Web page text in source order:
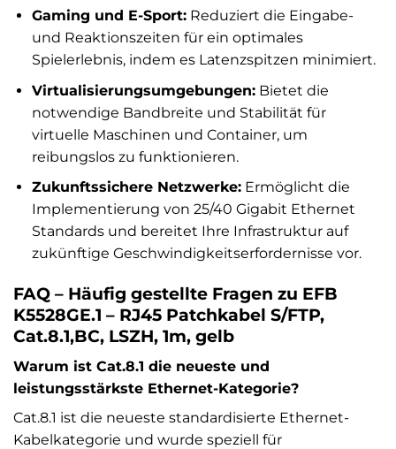
Gaming und E-Sport:Reduziert die Eingabe-
und Reaktionszeiten für ein optimales
Spielerlebnis, indem es Latenzspitzen minimiert.
Virtualisierungsumgebungen:Bietet die
notwendige Bandbreite und Stabilität für
virtuelle Maschinen und Container, um
reibungslos zu funktionieren.
Zukunftssichere Netzwerke:Ermöglicht die
Implementierung von 25/40 Gigabit Ethernet
Standards und bereitet Ihre Infrastruktur auf
zukünftige Geschwindigkeitserfordernisse vor.
FAQ – Häufig gestellte Fragen zu EFB
K5528GE.1 – RJ45 Patchkabel S/FTP,
Cat.8.1,BC, LSZH, 1m, gelb
Warum ist Cat.8.1 die neueste und
leistungsstärkste Ethernet-Kategorie?
Cat.8.1 ist die neueste standardisierte Ethernet-
Kabelkategorie und wurde speziell für